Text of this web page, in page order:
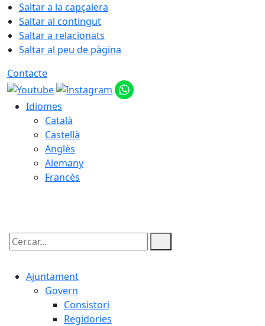
Saltar a la capçalera
Saltar al contingut
Saltar a relacionats
Saltar al peu de pàgina
Contacte
Idiomes
Català
Castellà
Anglès
Alemany
Francès
Cercar:
Ajuntament
Govern
Consistori
Regidories